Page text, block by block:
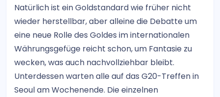
Natürlich ist ein Goldstandard wie früher nicht
wieder herstellbar, aber alleine die Debatte um
eine neue Rolle des Goldes im internationalen
Währungsgefüge reicht schon, um Fantasie zu
wecken, was auch nachvollziehbar bleibt.
Unterdessen warten alle auf das G20-Treffen in
Seoul am Wochenende. Die einzelnen